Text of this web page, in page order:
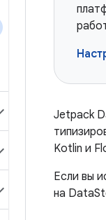
Jetpack
Kotlin и
Если вы
на